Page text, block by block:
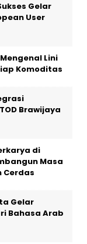
Gelar
User
Lini
Komoditas
Brawijaya
di
Masa
Cerdas
Gelar
Bahasa Arab